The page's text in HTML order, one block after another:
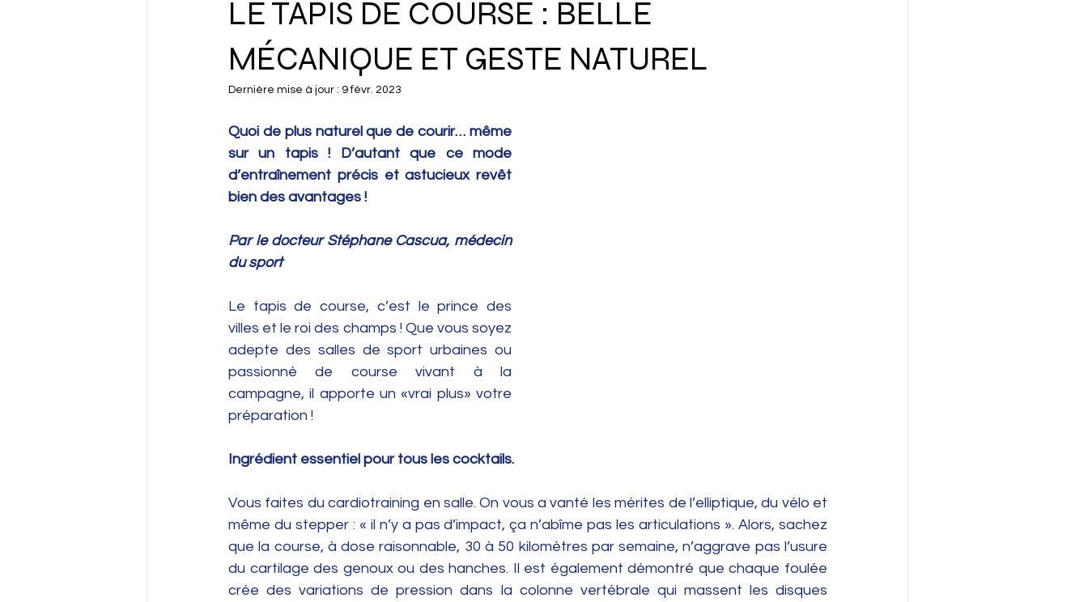
LE TAPIS DE COURSE : BELLE
MÉCANIQUE ET GESTE NATUREL
Dernière mise à jour : 9 févr. 2023
Quoi de plus naturel que de courir… même
sur un tapis ! D’autant que ce mode
d’entraînement précis et astucieux revêt
bien des avantages !
Par le docteur Stéphane Cascua, médecin
du sport
Le tapis de course, c’est le prince des
villes et le roi des champs ! Que vous soyez
adepte des salles de sport urbaines ou
passionné de course vivant à la
campagne, il apporte un «vrai plus» votre
préparation !
Ingrédient essentiel pour tous les cocktails.
Vous faites du cardiotraining en salle. On vous a vanté les mérites de l’elliptique, du vélo et
même du stepper : « il n’y a pas d’impact, ça n’abîme pas les articulations ». Alors, sachez
que la course, à dose raisonnable, 30 à 50 kilomètres par semaine, n’aggrave pas l’usure
du cartilage des genoux ou des hanches. Il est également démontré que chaque foulée
crée des variations de pression dans la colonne vertébrale qui massent les disques